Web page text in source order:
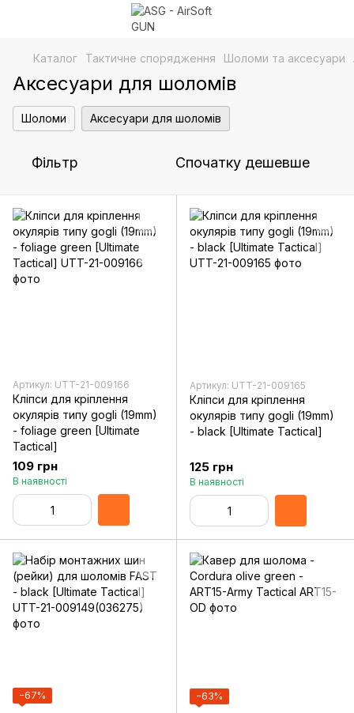
Каталог Тактичне спорядження Шоломи та аксесуари
Аксесуари для шоломів
Шоломи Аксесуари для шоломів
Фільтр Спочатку дешевше
Артикул: UTT-21-009166
Кліпси для кріплення
окулярів типу gogli (19mm)
- foliage green [Ultimate
Tactical]
109 грн
В наявності
Артикул: UTT-21-009165
Кліпси для кріплення
окулярів типу gogli (19mm)
- black [Ultimate Tactical]
125 грн
В наявності
−67% −63%